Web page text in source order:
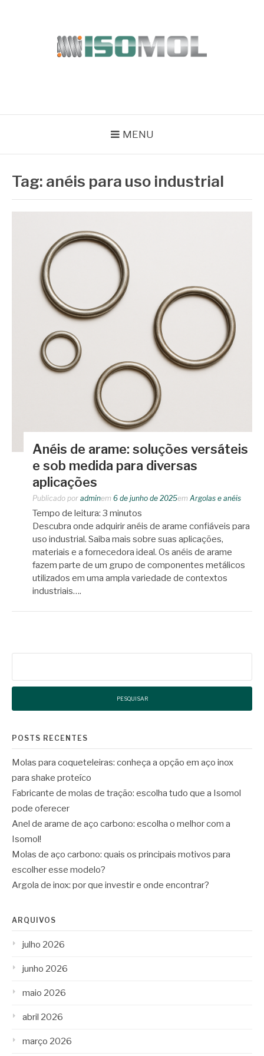
MENU
Tag: anéis para uso industrial
Anéis de arame: soluções versáteis
e sob medida para diversas
aplicações
Publicado por adminem 6 de junho de 2025em Argolas e anéis
Tempo de leitura: 3 minutos
Descubra onde adquirir anéis de arame confiáveis para
uso industrial. Saiba mais sobre suas aplicações,
materiais e a fornecedora ideal. Os anéis de arame
fazem parte de um grupo de componentes metálicos
utilizados em uma ampla variedade de contextos
industriais….
POSTS RECENTES
Molas para coqueteleiras: conheça a opção em aço inox
para shake proteíco
Fabricante de molas de tração: escolha tudo que a Isomol
pode oferecer
Anel de arame de aço carbono: escolha o melhor com a
Isomol!
Molas de aço carbono: quais os principais motivos para
escolher esse modelo?
Argola de inox: por que investir e onde encontrar?
ARQUIVOS
julho 2026
junho 2026
maio 2026
abril 2026
março 2026